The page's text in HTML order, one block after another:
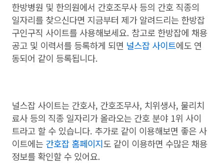
한방병원 및 한의원에서 간호조무사 등의 간호 직종의
일자리를 찾으신다면 지금부터 제가 알려드리는 한방잡
구인구직 사이트를 사용해보세요. 참고로 한방잡에 채용
공고 및 이력서를 등록하게 되면 널스잡 사이트에도 연
동되어 같이 등록됩니다.
널스잡 사이트는 간호사, 간호조무사, 치위생사, 물리치
료사 등의 직종 일자리가 올라오는 간호 분야 1위 사이
트라고 할 수 있습니다. 추가로 같이 이용해보면 좋은 사
이트에는 간호잡 홈페이지도 같이 이용하면 수많은 채용
정보를 확인할 수 있어요.